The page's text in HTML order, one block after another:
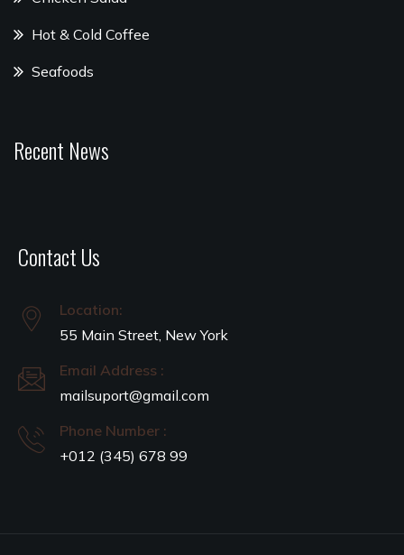
Hot & Cold Coffee
Seafoods
Recent News
Contact Us
Location:
55 Main Street, New York
Email Address :
mailsuport@gmail.com
Phone Number :
+012 (345) 678 99